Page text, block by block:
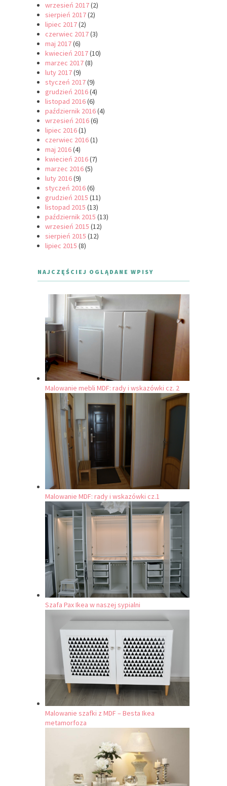
wrzesień 2017(2)
sierpień 2017(2)
lipiec 2017(2)
czerwiec 2017(3)
maj 2017(6)
kwiecień 2017(10)
marzec 2017(8)
luty 2017(9)
styczeń 2017(9)
grudzień 2016(4)
listopad 2016(6)
październik 2016(4)
wrzesień 2016(6)
lipiec 2016(1)
czerwiec 2016(1)
maj 2016(4)
kwiecień 2016(7)
marzec 2016(5)
luty 2016(9)
styczeń 2016(6)
grudzień 2015 (11)
listopad 2015 (13)
październik 2015 (13)
wrzesień 2015 (12)
sierpień 2015 (12)
lipiec 2015 (8)
NAJCZĘŚCIEJ OGLĄDANE WPISY
Malowanie mebli MDF: rady i wskazówki cz. 2
Malowanie MDF: rady i wskazówki cz.1
Szafa Pax Ikea w naszej sypialni
Malowanie szafki z MDF – Besta Ikea
metamorfoza